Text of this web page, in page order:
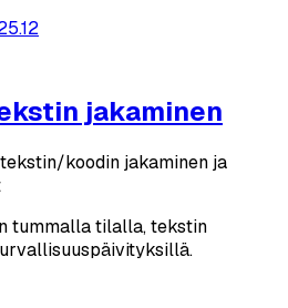
jakaminen
koodin jakaminen ja
tummalla tilalla, tekstin